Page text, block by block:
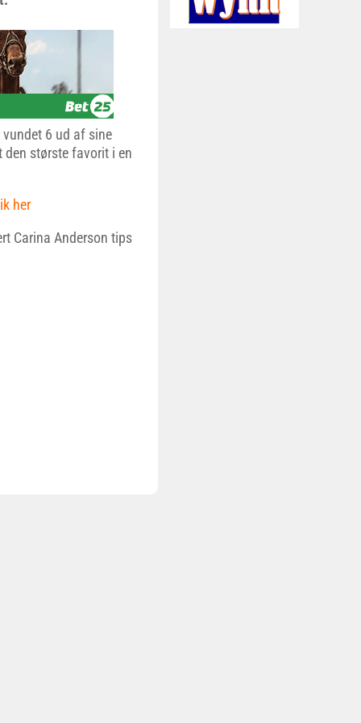
6 ud af sine
den største favorit i en
her
Carina Anderson tips